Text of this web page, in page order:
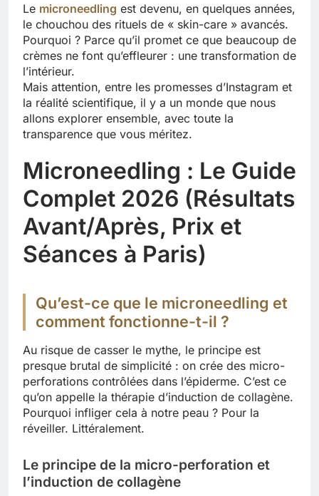
Le microneedling est devenu, en quelques années,
le chouchou des rituels de « skin-care » avancés.
Pourquoi ? Parce qu’il promet ce que beaucoup de
crèmes ne font qu’effleurer : une transformation de
l’intérieur.
Mais attention, entre les promesses d’Instagram et
la réalité scientifique, il y a un monde que nous
allons explorer ensemble, avec toute la
transparence que vous méritez.
Microneedling : Le Guide
Complet 2026 (Résultats
Avant/Après, Prix et
Séances à Paris)
Qu’est-ce que le microneedling et
comment fonctionne-t-il ?
Au risque de casser le mythe, le principe est
presque brutal de simplicité : on crée des micro-
perforations contrôlées dans l’épiderme. C’est ce
qu’on appelle la thérapie d’induction de collagène.
Pourquoi infliger cela à notre peau ? Pour la
réveiller. Littéralement.
Le principe de la micro-perforation et
l’induction de collagène